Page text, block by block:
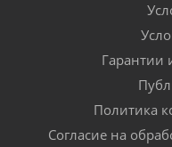
Гарантии
Политика
Согласие на